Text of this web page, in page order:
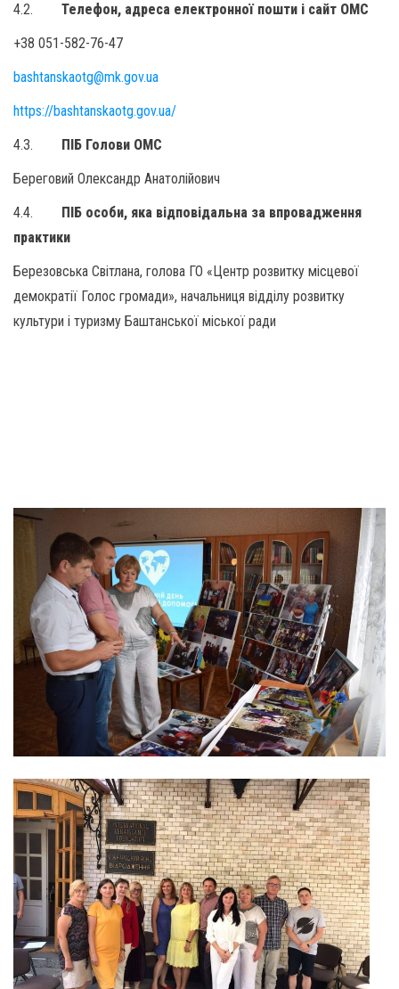
4.2. Телефон, адреса електронної пошти і сайт ОМС
+38 051-582-76-47
bashtanskaotg@mk.gov.ua
https://bashtanskaotg.gov.ua/
4.3. ПІБ Голови ОМС
Береговий Олександр Анатолійович
4.4. ПІБ особи, яка відповідальна за впровадження
практики
Березовська Світлана, голова ГО «Центр розвитку місцевої
демократії Голос громади», начальниця відділу розвитку
культури і туризму Баштанської міської ради